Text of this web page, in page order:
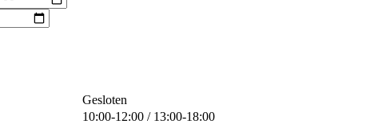
Gesloten
10:00-12:00 / 13:00-18:00